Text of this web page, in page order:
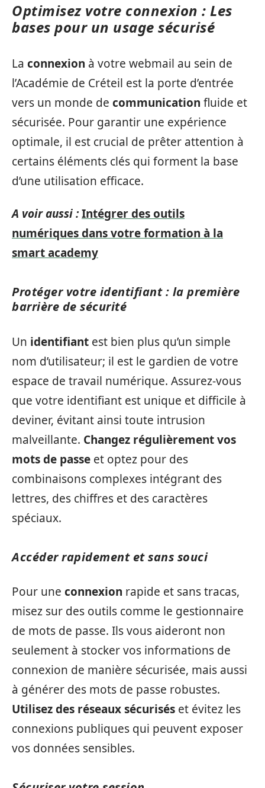
Optimisez votre connexion : Les
bases pour un usage sécurisé
La connexion à votre webmail au sein de
l’Académie de Créteil est la porte d’entrée
vers un monde de communication fluide et
sécurisée. Pour garantir une expérience
optimale, il est crucial de prêter attention à
certains éléments clés qui forment la base
d’une utilisation efficace.
A voir aussi :Intégrer des outils
numériques dans votre formation à la
smart academy
Protéger votre identifiant : la première
barrière de sécurité
Un identifiant est bien plus qu’un simple
nom d’utilisateur; il est le gardien de votre
espace de travail numérique. Assurez-vous
que votre identifiant est unique et difficile à
deviner, évitant ainsi toute intrusion
malveillante. Changez régulièrement vos
mots de passe et optez pour des
combinaisons complexes intégrant des
lettres, des chiffres et des caractères
spéciaux.
Accéder rapidement et sans souci
Pour une connexion rapide et sans tracas,
misez sur des outils comme le gestionnaire
de mots de passe. Ils vous aideront non
seulement à stocker vos informations de
connexion de manière sécurisée, mais aussi
à générer des mots de passe robustes.
Utilisez des réseaux sécurisés et évitez les
connexions publiques qui peuvent exposer
vos données sensibles.